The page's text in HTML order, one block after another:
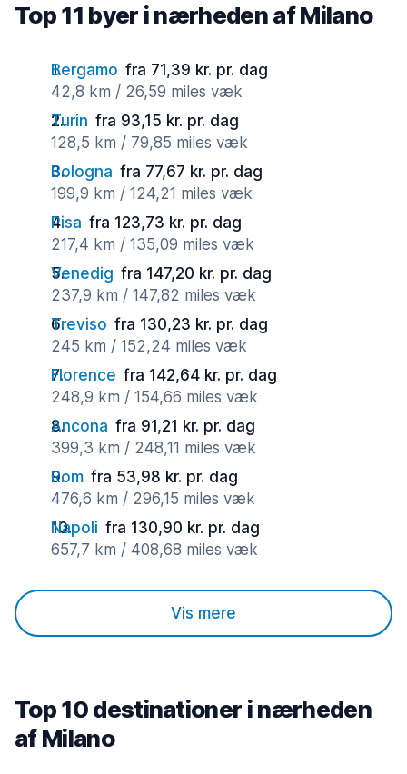
Top 11 byer i nærheden af Milano
Bergamo fra 71,39 kr. pr. dag
42,8 km / 26,59 miles væk
Turin fra 93,15 kr. pr. dag
128,5 km / 79,85 miles væk
Bologna fra 77,67 kr. pr. dag
199,9 km / 124,21 miles væk
Pisa fra 123,73 kr. pr. dag
217,4 km / 135,09 miles væk
Venedig fra 147,20 kr. pr. dag
237,9 km / 147,82 miles væk
Treviso fra 130,23 kr. pr. dag
245 km / 152,24 miles væk
Florence fra 142,64 kr. pr. dag
248,9 km / 154,66 miles væk
Ancona fra 91,21 kr. pr. dag
399,3 km / 248,11 miles væk
Rom fra 53,98 kr. pr. dag
476,6 km / 296,15 miles væk
Napoli fra 130,90 kr. pr. dag
657,7 km / 408,68 miles væk
Vis mere
Top 10 destinationer i nærheden
af Milano